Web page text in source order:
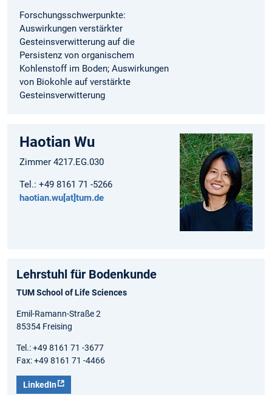
Forschungsschwerpunkte:
Auswirkungen verstärkter
Gesteinsverwitterung auf die
Persistenz von organischem
Kohlenstoff im Boden; Auswirkungen
von Biokohle auf verstärkte
Gesteinsverwitterung
Haotian Wu
Zimmer 4217.EG.030
Tel.: +49 8161 71 -5266
haotian.wu[at]tum.de
Lehrstuhl für Bodenkunde
TUM School of Life Sciences
Emil-Ramann-Straße 2
85354 Freising
Tel.: +49 8161 71 -3677
Fax: +49 8161 71 -4466
LinkedIn